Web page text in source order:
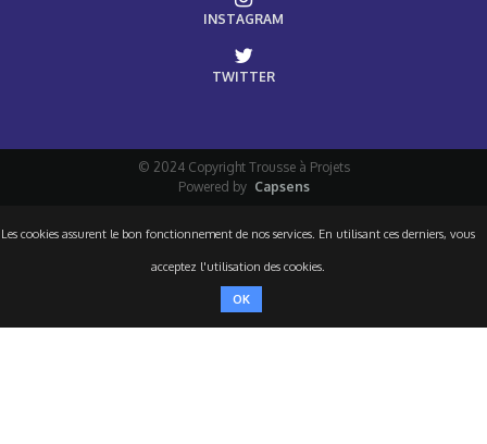
INSTAGRAM
TWITTER
© 2024 Copyright Trousse à Projets
Powered by Capsens
Les cookies assurent le bon fonctionnement de nos services. En utilisant ces derniers, vous
acceptez l'utilisation des cookies.
OK